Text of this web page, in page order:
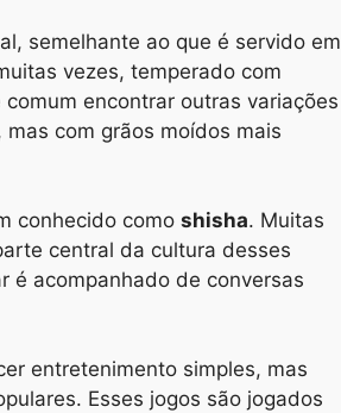
semelhante ao que é servido em
vezes, temperado com
encontrar outras variações
com grãos moídos mais
conhecido como shisha. Muitas
central da cultura desses
é acompanhado de conversas
entretenimento simples, mas
Esses jogos são jogados